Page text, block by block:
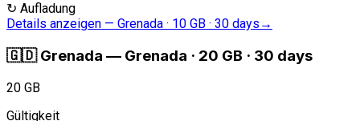
↻ Aufladung
Details anzeigen — Grenada · 10 GB · 30 days →
🇬🇩 Grenada — Grenada · 20 GB · 30 days
20 GB
Gültigkeit